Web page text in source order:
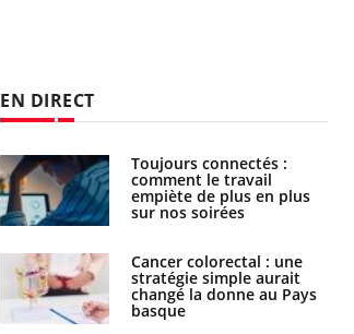
EN DIRECT
Toujours connectés :
comment le travail
empiète de plus en plus
sur nos soirées
Cancer colorectal : une
stratégie simple aurait
changé la donne au Pays
basque